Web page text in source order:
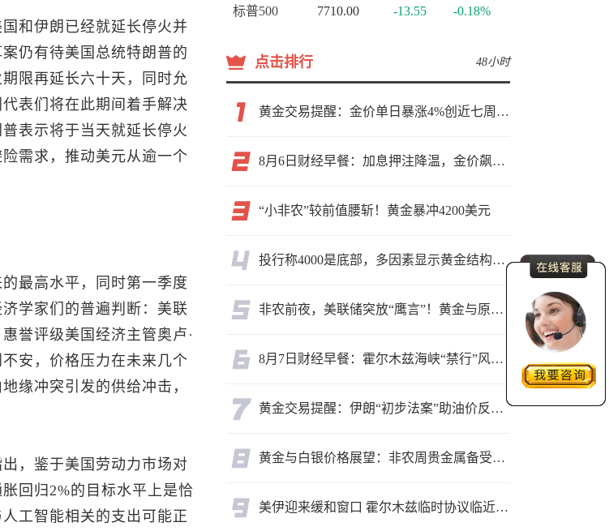
和伊朗已经就延长停火并
仍有待美国总统特朗普的
限再延长六十天，同时允
表们将在此期间着手解决
表示将于当天就延长停火
需求，推动美元从逾一个
最高水平，同时第一季度
学家们的普遍判断：美联
誉评级美国经济主管奥卢·
安，价格压力在未来几个
缘冲突引发的供给冲击，
，鉴于美国劳动力市场对
回归2%的目标水平上是恰
工智能相关的支出可能正
标普500 7710.00 -13.55 -0.18%
点击排行 48小时
黄金交易提醒：金价单日暴涨4%创近七周新高，加息预期降温叠加霍尔木兹“暂停信号”，牛市重启了？
8月6日财经早餐：加息押注降温，金价飙升至近两个月高位，地缘缓和预期，美油75关口拉锯
“小非农”较前值腰斩！黄金暴冲4200美元
投行称4000是底部，多因素显示黄金结构性机会显现
非农前夜，美联储突放“鹰言”！黄金与原油为何联手反攻？
8月7日财经早餐：霍尔木兹海峡“禁行”风波再起，油价急涨金价承压，非农夜市场博弈加剧
黄金交易提醒：伊朗“初步法案”助油价反弹逾3%，金价小幅承压，非农重磅来袭！
黄金与白银价格展望：非农周贵金属备受关注，黄金测试关键突破位
美伊迎来缓和窗口 霍尔木兹临时协议临近落地